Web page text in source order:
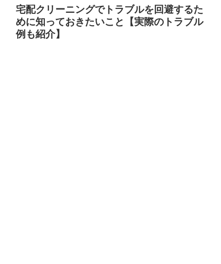
宅配クリーニングでトラブルを回避するた
めに知っておきたいこと【実際のトラブル
例も紹介】